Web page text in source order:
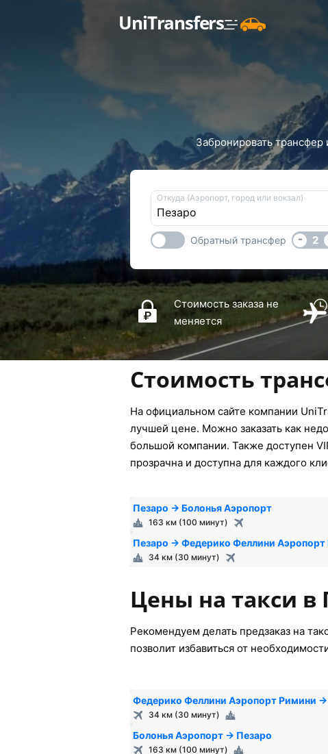
UniTransfers
Забронировать
Откуда (Аэропорт, город или вокзал)
Обратный трансфер - 2
Стоимость заказа не
меняется
Стоимость
На официальном сайте компании
лучшей цене. Можно заказать как
большой компании. Также доступен
прозрачна и доступна для каждого
Пезаро → Болонья Аэропорт
163 км (100 минут)
Пезаро → Федерико Феллини Аэропорт
34 км (30 минут)
Цены на такси в
Рекомендуем делать предзаказ на
позволит избавиться от
Федерико Феллини Аэропорт Римини →
34 км (30 минут)
Болонья Аэропорт → Пезаро
163 км (100 минут)